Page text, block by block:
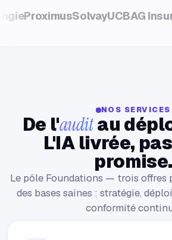
SolvayUCBAG Insurance
NOS SERVICES
De l'auditau
L'IA livrée,
promise.
Le pôle Foundations — trois offres
des bases saines : stratégie,
conformité